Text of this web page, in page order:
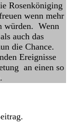
Rosenköniging
wenn mehr
würden. Wenn
auch das
die Chance.
Ereignisse
an einen so